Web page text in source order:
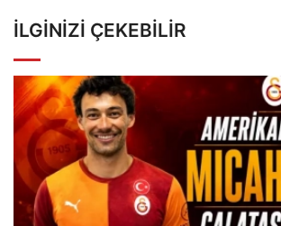
İLGINIZI ÇEKEBILIR